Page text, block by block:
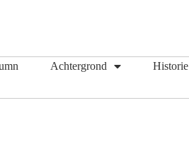
Achtergrond Historie